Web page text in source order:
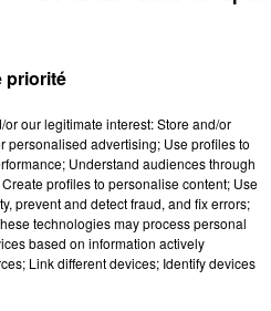
priorité
our legitimate interest: Store and/or
personalised advertising; Use profiles to
Understand audiences through
profiles to personalise content; Use
prevent and detect fraud, and fix errors;
technologies may process personal
based on information actively
Link different devices; Identify devices